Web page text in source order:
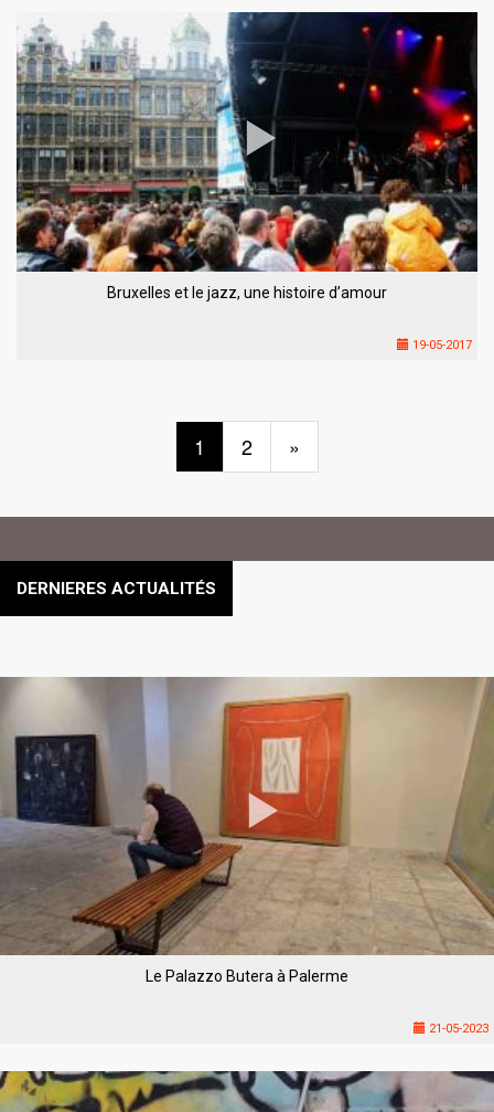
Bruxelles et le jazz, une histoire d’amour
19-05-2017
1 2 »
DERNIERES ACTUALITÉS
Le Palazzo Butera à Palerme
21-05-2023